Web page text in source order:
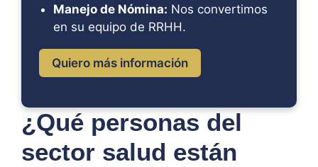
Manejo de Nómina: Nos convertimos
en su equipo de RRHH.
Quiero más información
¿Qué personas del
sector salud están